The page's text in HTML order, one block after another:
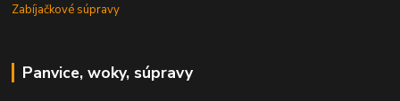
Zabíjačkové súpravy
Panvice, woky, súpravy